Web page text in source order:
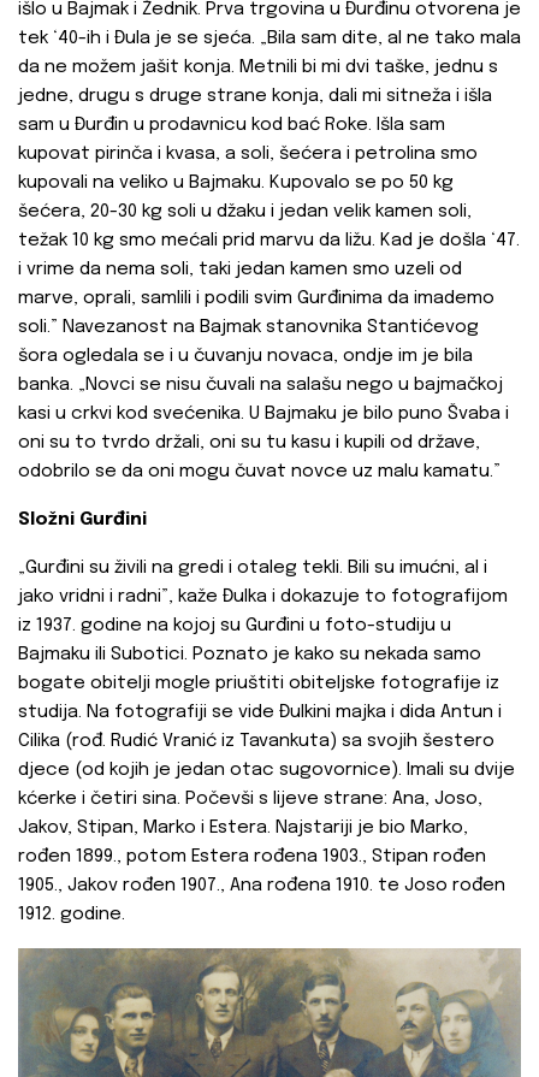
išlo u Bajmak i Žednik. Prva trgovina u Đurđinu otvorena je
tek ‘40-ih i Đula je se sjeća. „Bila sam dite, al ne tako mala
da ne možem jašit konja. Metnili bi mi dvi taške, jednu s
jedne, drugu s druge strane konja, dali mi sitneža i išla
sam u Đurđin u prodavnicu kod bać Roke. Išla sam
kupovat pirinča i kvasa, a soli, šećera i petrolina smo
kupovali na veliko u Bajmaku. Kupovalo se po 50 kg
šećera, 20-30 kg soli u džaku i jedan velik kamen soli,
težak 10 kg smo mećali prid marvu da ližu. Kad je došla ‘47.
i vrime da nema soli, taki jedan kamen smo uzeli od
marve, oprali, samlili i podili svim Gurđinima da imademo
soli.” Navezanost na Bajmak stanovnika Stantićevog
šora ogledala se i u čuvanju novaca, ondje im je bila
banka. „Novci se nisu čuvali na salašu nego u bajmačkoj
kasi u crkvi kod svećenika. U Bajmaku je bilo puno Švaba i
oni su to tvrdo držali, oni su tu kasu i kupili od države,
odobrilo se da oni mogu čuvat novce uz malu kamatu.”
Složni Gurđini
„Gurđini su živili na gredi i otaleg tekli. Bili su imućni, al i
jako vridni i radni”, kaže Đulka i dokazuje to fotografijom
iz 1937. godine na kojoj su Gurđini u foto-studiju u
Bajmaku ili Subotici. Poznato je kako su nekada samo
bogate obitelji mogle priuštiti obiteljske fotografije iz
studija. Na fotografiji se vide Đulkini majka i dida Antun i
Cilika (rođ. Rudić Vranić iz Tavankuta) sa svojih šestero
djece (od kojih je jedan otac sugovornice). Imali su dvije
kćerke i četiri sina. Počevši s lijeve strane: Ana, Joso,
Jakov, Stipan, Marko i Estera. Najstariji je bio Marko,
rođen 1899., potom Estera rođena 1903., Stipan rođen
1905., Jakov rođen 1907., Ana rođena 1910. te Joso rođen
1912. godine.